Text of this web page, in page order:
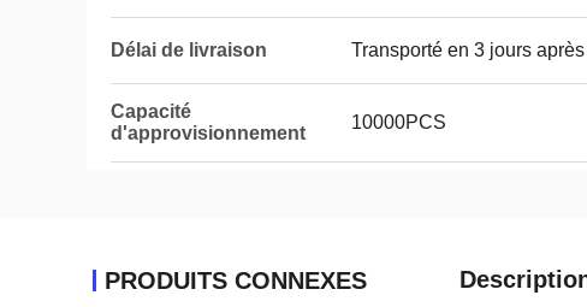
Délai de livraison Transporté en 3 jours
Capacité
d'approvisionnement
10000PCS
PRODUITS CONNEXES